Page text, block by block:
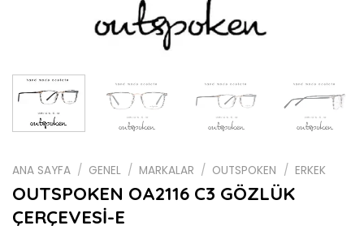
ANA SAYFA / GENEL / MARKALAR / OUTSPOKEN / ERKEK
OUTSPOKEN OA2116 C3 GÖZLÜK
ÇERÇEVESİ-E